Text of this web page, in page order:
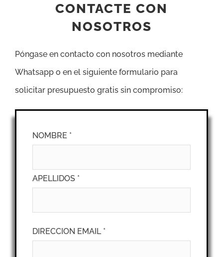
CONTACTE CON
NOSOTROS
Póngase en contacto con nosotros mediante
Whatsapp o en el siguiente formulario para
solicitar presupuesto gratis sin compromiso:
NOMBRE *
APELLIDOS *
DIRECCION EMAIL *